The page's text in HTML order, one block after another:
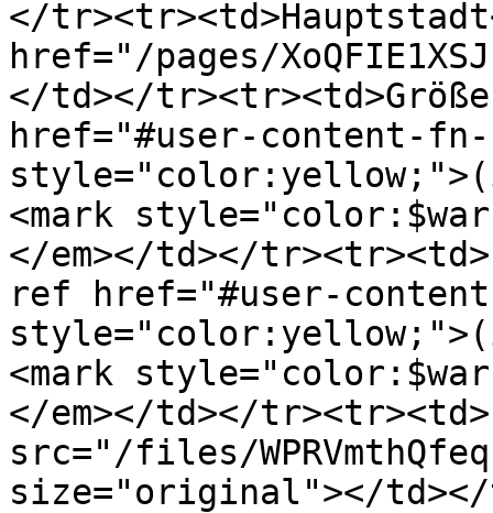
</
href="/pages/
</td></
href="#user-content-fn-
<mark
</em></td></
ref href="#user-
<mark
</em></td></
src="/files/
size="original"></